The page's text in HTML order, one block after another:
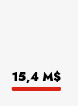
15,4 M$